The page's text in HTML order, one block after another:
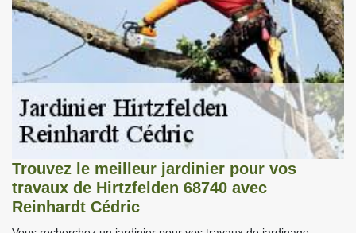
Trouvez le meilleur jardinier pour vos
travaux de Hirtzfelden 68740 avec
Reinhardt Cédric